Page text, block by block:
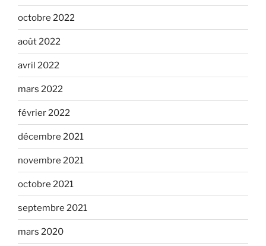
octobre 2022
août 2022
avril 2022
mars 2022
février 2022
décembre 2021
novembre 2021
octobre 2021
septembre 2021
mars 2020